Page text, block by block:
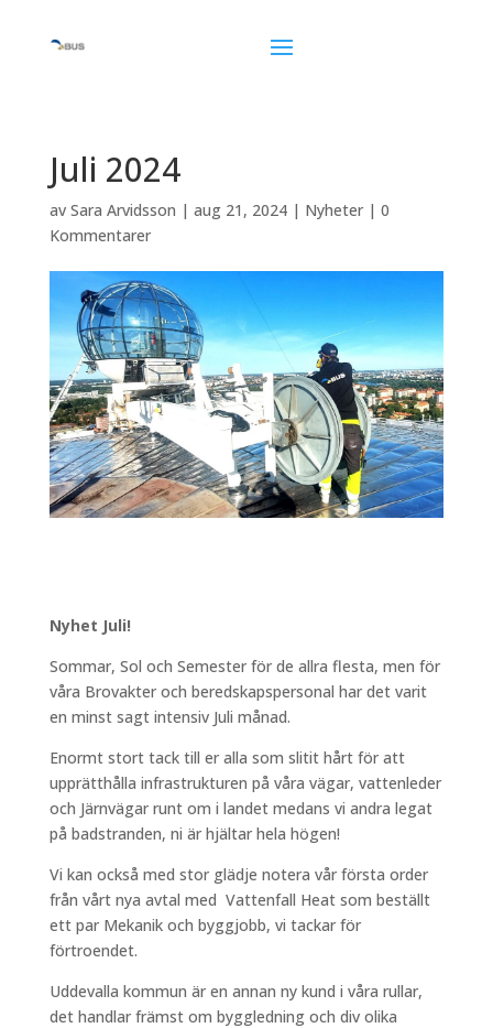
Juli 2024
av Sara Arvidsson | aug 21, 2024| Nyheter| 0
Kommentarer
Nyhet Juli!
Sommar, Sol och Semester för de allra flesta, men för
våra Brovakter och beredskapspersonal har det varit
en minst sagt intensiv Juli månad.
Enormt stort tack till er alla som slitit hårt för att
upprätthålla infrastrukturen på våra vägar, vattenleder
och Järnvägar runt om i landet medans vi andra legat
på badstranden, ni är hjältar hela högen!
Vi kan också med stor glädje notera vår första order
från vårt nya avtal med Vattenfall Heat som beställt
ett par Mekanik och byggjobb, vi tackar för
förtroendet.
Uddevalla kommun är en annan ny kund i våra rullar,
det handlar främst om byggledning och div olika